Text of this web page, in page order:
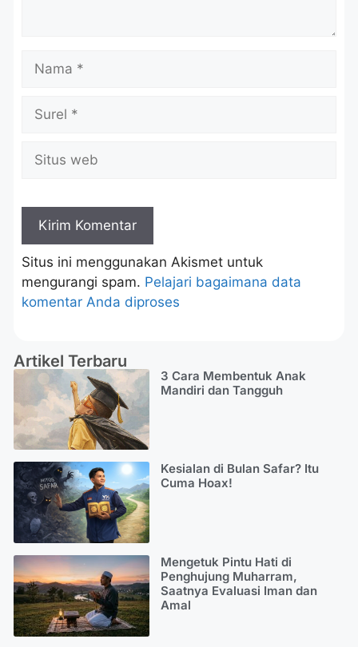
Situs ini menggunakan Akismet untuk
mengurangi spam. Pelajari bagaimana data
komentar Anda diproses
Artikel Terbaru
3 Cara Membentuk Anak
Mandiri dan Tangguh
Kesialan di Bulan Safar? Itu
Cuma Hoax!
Mengetuk Pintu Hati di
Penghujung Muharram,
Saatnya Evaluasi Iman dan
Amal